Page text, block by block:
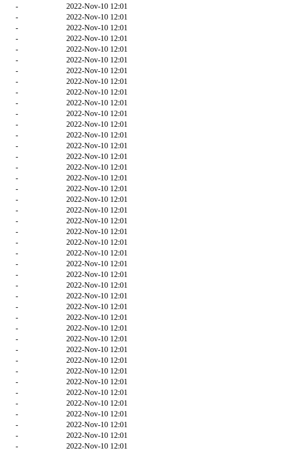
-
2022-Nov-10 12:01
-
2022-Nov-10 12:01
-
2022-Nov-10 12:01
-
2022-Nov-10 12:01
-
2022-Nov-10 12:01
-
2022-Nov-10 12:01
-
2022-Nov-10 12:01
-
2022-Nov-10 12:01
-
2022-Nov-10 12:01
-
2022-Nov-10 12:01
-
2022-Nov-10 12:01
-
2022-Nov-10 12:01
-
2022-Nov-10 12:01
-
2022-Nov-10 12:01
-
2022-Nov-10 12:01
-
2022-Nov-10 12:01
-
2022-Nov-10 12:01
-
2022-Nov-10 12:01
-
2022-Nov-10 12:01
-
2022-Nov-10 12:01
-
2022-Nov-10 12:01
-
2022-Nov-10 12:01
-
2022-Nov-10 12:01
-
2022-Nov-10 12:01
-
2022-Nov-10 12:01
-
2022-Nov-10 12:01
-
2022-Nov-10 12:01
-
2022-Nov-10 12:01
-
2022-Nov-10 12:01
-
2022-Nov-10 12:01
-
2022-Nov-10 12:01
-
2022-Nov-10 12:01
-
2022-Nov-10 12:01
-
2022-Nov-10 12:01
-
2022-Nov-10 12:01
-
2022-Nov-10 12:01
-
2022-Nov-10 12:01
-
2022-Nov-10 12:01
-
2022-Nov-10 12:01
-
2022-Nov-10 12:01
-
2022-Nov-10 12:01
- 2022-Nov-10 12:01